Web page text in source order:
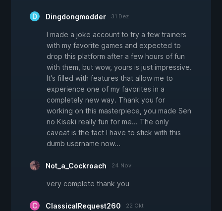
Dingdongmodder 31 Dez
I made a joke account to try a few trainers
with my favorite games and expected to
drop this platform after a few hours of fun
with them, but wow, yours is just impressive.
It's filled with features that allow me to
experience one of my favorites in a
completely new way. Thank you for
working on this masterpiece, you made Sen
no Kiseki really fun for me... The only
caveat is the fact I have to stick with this
dumb username now...
Not_a_Cockroach 24 Nov
very complete thank you
ClassicalRequest260 22 Okt